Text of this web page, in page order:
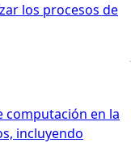
los procesos de
computación en la
incluyendo